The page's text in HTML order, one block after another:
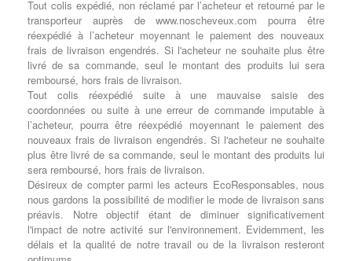
Tout colis expédié, non réclamé par l’acheteur et retourné par le
transporteur auprès de www.noscheveux.com pourra être
réexpédié à l’acheteur moyennant le paiement des nouveaux
frais de livraison engendrés. Si l'acheteur ne souhaite plus être
livré de sa commande, seul le montant des produits lui sera
remboursé, hors frais de livraison.
Tout colis réexpédié suite à une mauvaise saisie des
coordonnées ou suite à une erreur de commande imputable à
l’acheteur, pourra être réexpédié moyennant le paiement des
nouveaux frais de livraison engendrés. Si l'acheteur ne souhaite
plus être livré de sa commande, seul le montant des produits lui
sera remboursé, hors frais de livraison.
Désireux de compter parmi les acteurs EcoResponsables, nous
nous gardons la possibilité de modifier le mode de livraison sans
préavis. Notre objectif étant de diminuer significativement
l'impact de notre activité sur l'environnement. Evidemment, les
délais et la qualité de notre travail ou de la livraison resteront